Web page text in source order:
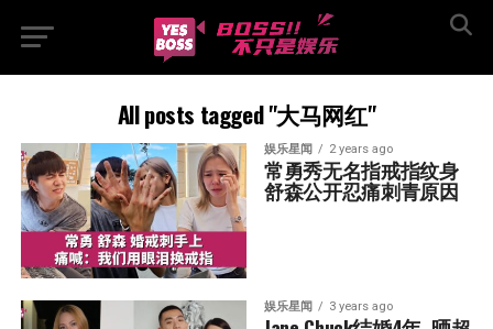
All posts tagged "大马网红"
娱乐星闻 2 years ago
常勇秀无名指戒指纹身
舒森公开忍痛刺青原因
娱乐星闻 3 years ago